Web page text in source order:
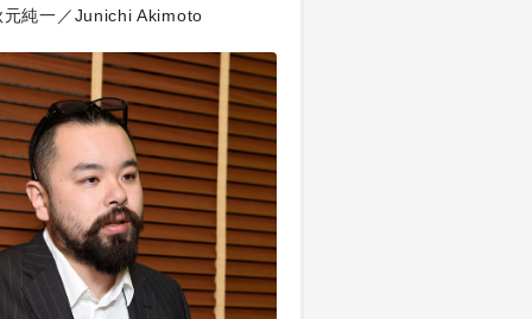
元純一／Junichi Akimoto